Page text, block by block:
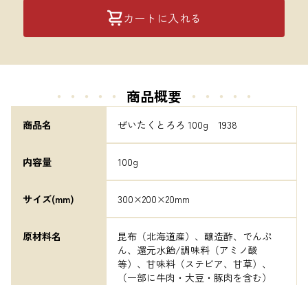
カートに入れる
・・・・・ 商品概要 ・・・・・
商品名 ぜいたくとろろ 100g　1938
内容量 100g
サイズ(mm) 300×200×20mm
原材料名
昆布（北海道産）、醸造酢、でんぷ
ん、還元水飴/調味料（アミノ酸
等）、甘味料（ステビア、甘草）、
（一部に牛肉・大豆・豚肉を含む）